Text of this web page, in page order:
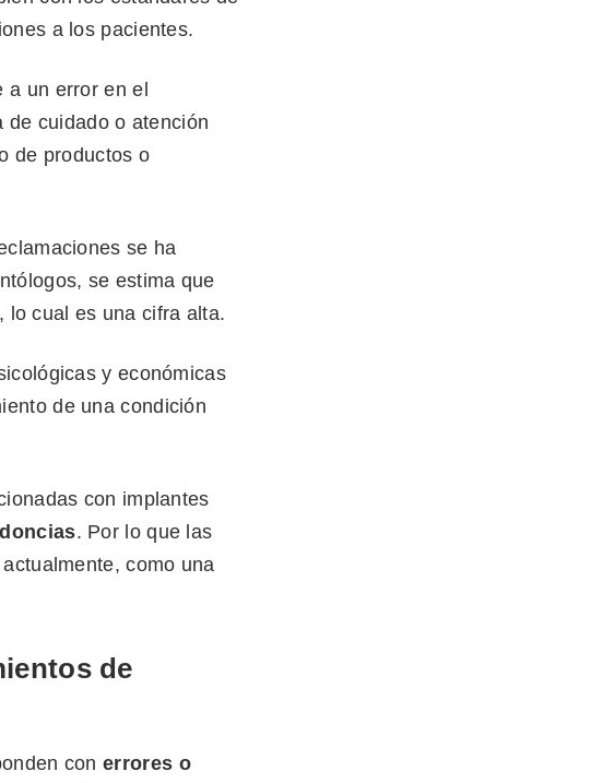
a los pacientes.
a un error en el
de cuidado o atención
de productos o
se ha
se estima que
lo cual es una cifra alta.
y económicas
de una condición
con implantes
. Por lo que las
como una
de
conerrores o